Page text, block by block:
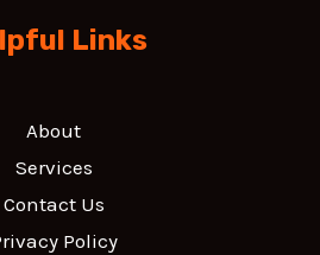
Links
About
Services
Contact Us
Policy